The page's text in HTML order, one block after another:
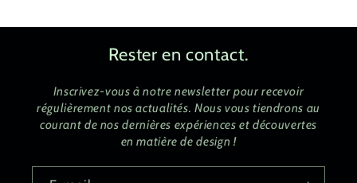
Rester en contact.
Inscrivez-vous à notre newsletter pour recevoir
régulièrement nos actualités. Nous vous tiendrons au
courant de nos dernières expériences et découvertes
en matière de design !